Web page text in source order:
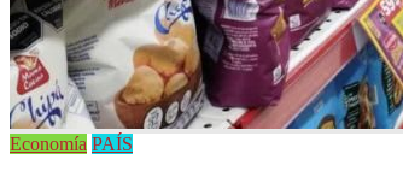
Economía PAÍS